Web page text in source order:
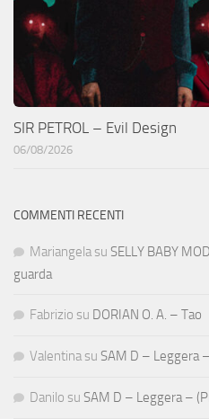
SIR PETROL – Evil Design
06/08/2026
COMMENTI RECENTI
Mariangela su SELLY BABY
guarda
Fabrizio su DORIAN O. A. – Tao
Valentina su SAM D – Leggera
Danilo su SAM D – Leggera –